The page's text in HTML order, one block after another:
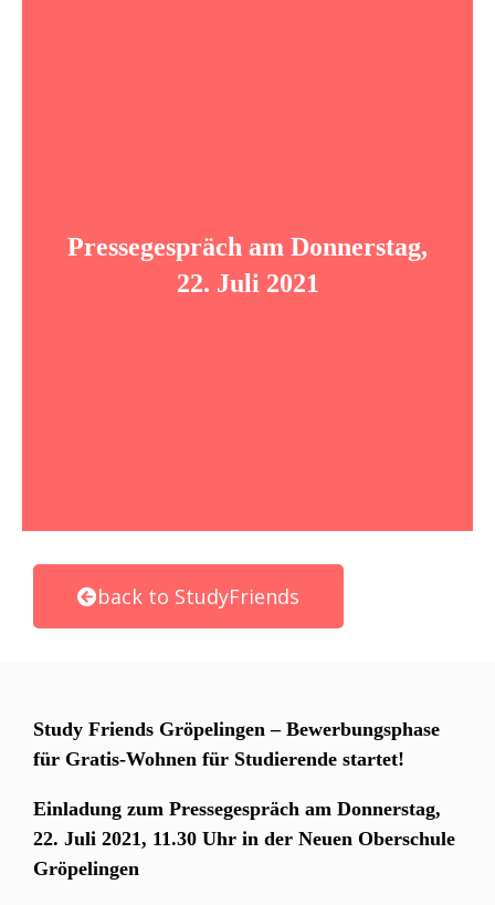
Pressegespräch am Donnerstag,
22. Juli 2021
back to StudyFriends
Study Friends Gröpelingen – Bewerbungsphase
für Gratis-Wohnen für Studierende startet!
Einladung zum Pressegespräch am Donnerstag,
22. Juli 2021, 11.30 Uhr in der Neuen Oberschule
Gröpelingen